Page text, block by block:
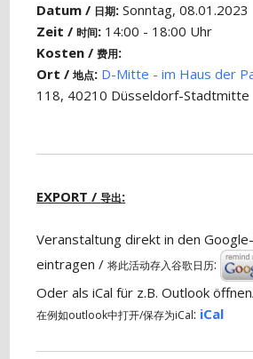
Datum / 日期: Sonntag, 08.01.2023
Zeit /时间: 14:00 - 18:00 Uhr
Kosten /费用:
Ort /地点: D-Mitte - im Haus der
118, 40210 Düsseldorf-Stadtmitte
EXPORT /导出:
Veranstaltung direkt in den
eintragen /将此活动存入谷歌日历:
Oder als iCal für z.B. Outlook
在例如outlook中打开/保存为iCal: iCal